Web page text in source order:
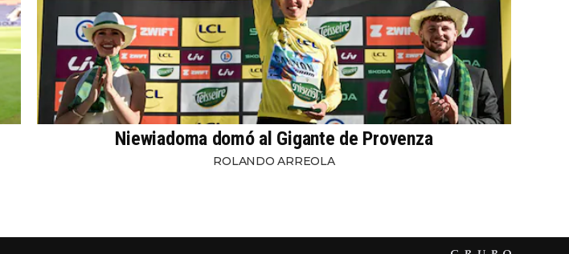
Niewiadoma domó al Gigante de Provenza
ROLANDO ARREOLA